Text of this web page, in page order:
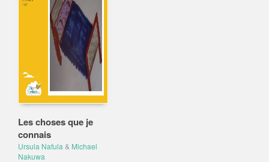
Les choses que je
connais
Ursula Nafula & Michael
Nakuwa